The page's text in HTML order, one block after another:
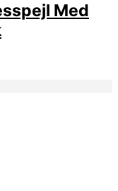
Med